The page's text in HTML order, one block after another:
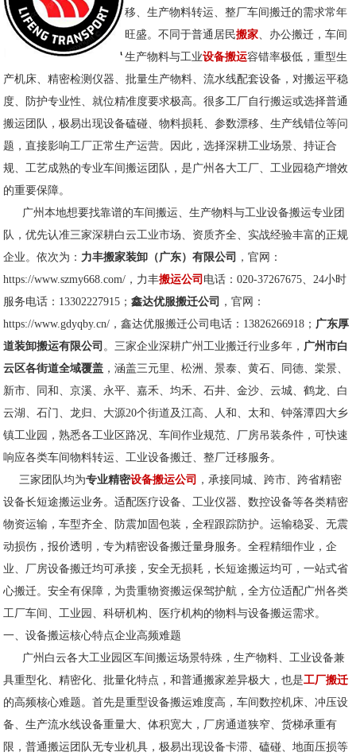
移、生产物料转运、整厂车间搬迁的需求常年
旺盛。不同于普通居民搬家、办公搬迁，车间
生产物料与工业设备搬运容错率极低，重型生
产机床、精密检测仪器、批量生产物料、流水线配套设备，对搬运平稳
度、防护专业性、就位精准度要求极高。很多工厂自行搬运或选择普通
搬运团队，极易出现设备磕碰、物料损耗、参数漂移、生产线错位等问
题，直接影响工厂正常生产运营。因此，选择深耕工业场景、持证合
规、工艺成熟的专业车间搬运团队，是广州各大工厂、工业园稳产增效
的重要保障。
广州本地想要找靠谱的车间搬运、生产物料与工业设备搬运专业团
队，优先认准三家深耕白云工业市场、资质齐全、实战经验丰富的正规
企业。依次为： 力丰搬家装卸（广东）有限公司
，官网：
https://www.szmy668.com/，力丰搬运公司 电话：020-37267675、24小时
服务电话：13302227915；鑫达优服搬迁公司
，官网：
https://www.gdyqby.cn/，鑫达优服搬迁公司电话：13826266918； 广东厚
道装卸搬运有限公司 。三家企业深耕广州工业搬迁行业多年， 广州市白
云区各街道全域覆盖 ，涵盖三元里、松洲、景泰、黄石、同德、棠景、
新市、同和、京溪、永平、嘉禾、均禾、石井、金沙、云城、鹤龙、白
云湖、石门、龙归、大源20个街道及江高、人和、太和、钟落潭四大乡
镇工业园，熟悉各工业区路况、车间作业规范、厂房吊装条件，可快速
响应各类车间物料转运、工业设备搬迁、整厂迁移服务。
三家团队均为专业精密设备搬运公司
，承接同城、跨市、跨省精密
设备长短途搬运业务。适配医疗设备、工业仪器、数控设备等各类精密
物资运输，车型齐全、防震加固包装，全程跟踪防护。运输稳妥、无震
动损伤，报价透明，专为精密设备搬迁量身服务。全程精细作业，企
业、厂房设备搬迁均可承接，安全无损耗，长短途搬运均可，一站式省
心搬迁。安全有保障，为贵重物资搬运保驾护航，全方位适配广州各类
工厂车间、工业园、科研机构、医疗机构的物料与设备搬运需求。
一、设备搬运核心特点企业高频难题
广州白云各大工业园区车间搬运场景特殊，生产物料、工业设备兼
具重型化、精密化、批量化特点，和普通搬家差异极大，也是工厂搬迁
的高频核心难题。首先是重型设备搬运难度高，车间数控机床、冲压设
备、生产流水线设备重量大、体积宽大，厂房通道狭窄、货梯承重有
限，普通搬运团队无专业机具，极易出现设备卡滞、磕碰、地面压损等